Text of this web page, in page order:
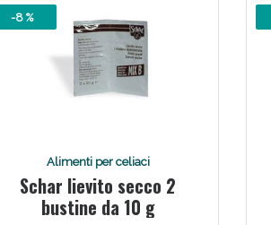
-8 %
Alimenti per celiaci
Schar lievito secco 2
bustine da 10 g